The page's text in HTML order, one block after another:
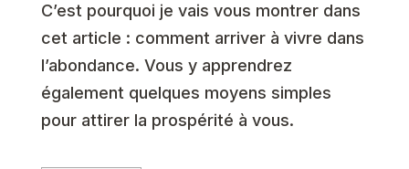
C’est pourquoi je vais vous montrer dans
cet article : comment arriver à vivre dans
l’abondance. Vous y apprendrez
également quelques moyens simples
pour attirer la prospérité à vous.